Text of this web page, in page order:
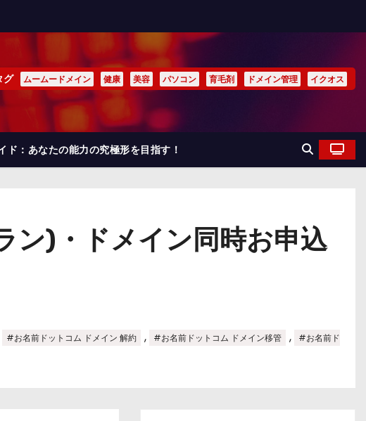
グ ムームードメイン 健康 美容 パソコン 育毛剤 ドメイン管理 イクオス
ド：あなたの能力の究極形を目指す！
ン)・ドメイン同時お申込
#お名前ドットコム ドメイン 解約 , #お名前ドットコム ドメイン移管 ,
#お名前ド